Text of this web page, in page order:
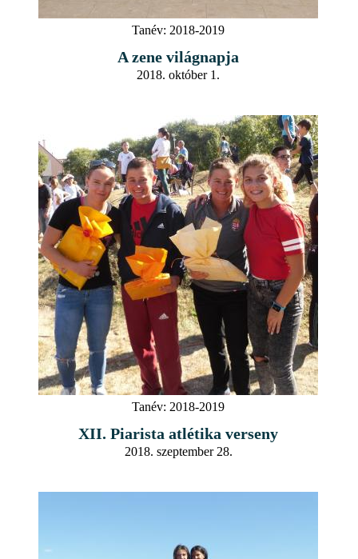
Tanév: 2018-2019
A zene világnapja
2018. október 1.
Tanév: 2018-2019
XII. Piarista atlétika verseny
2018. szeptember 28.